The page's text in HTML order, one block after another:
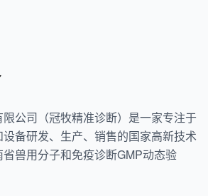
公司（冠牧精准诊断）是一家专注于
备研发、生产、销售的国家高新技术
兽用分子和免疫诊断GMP动态验